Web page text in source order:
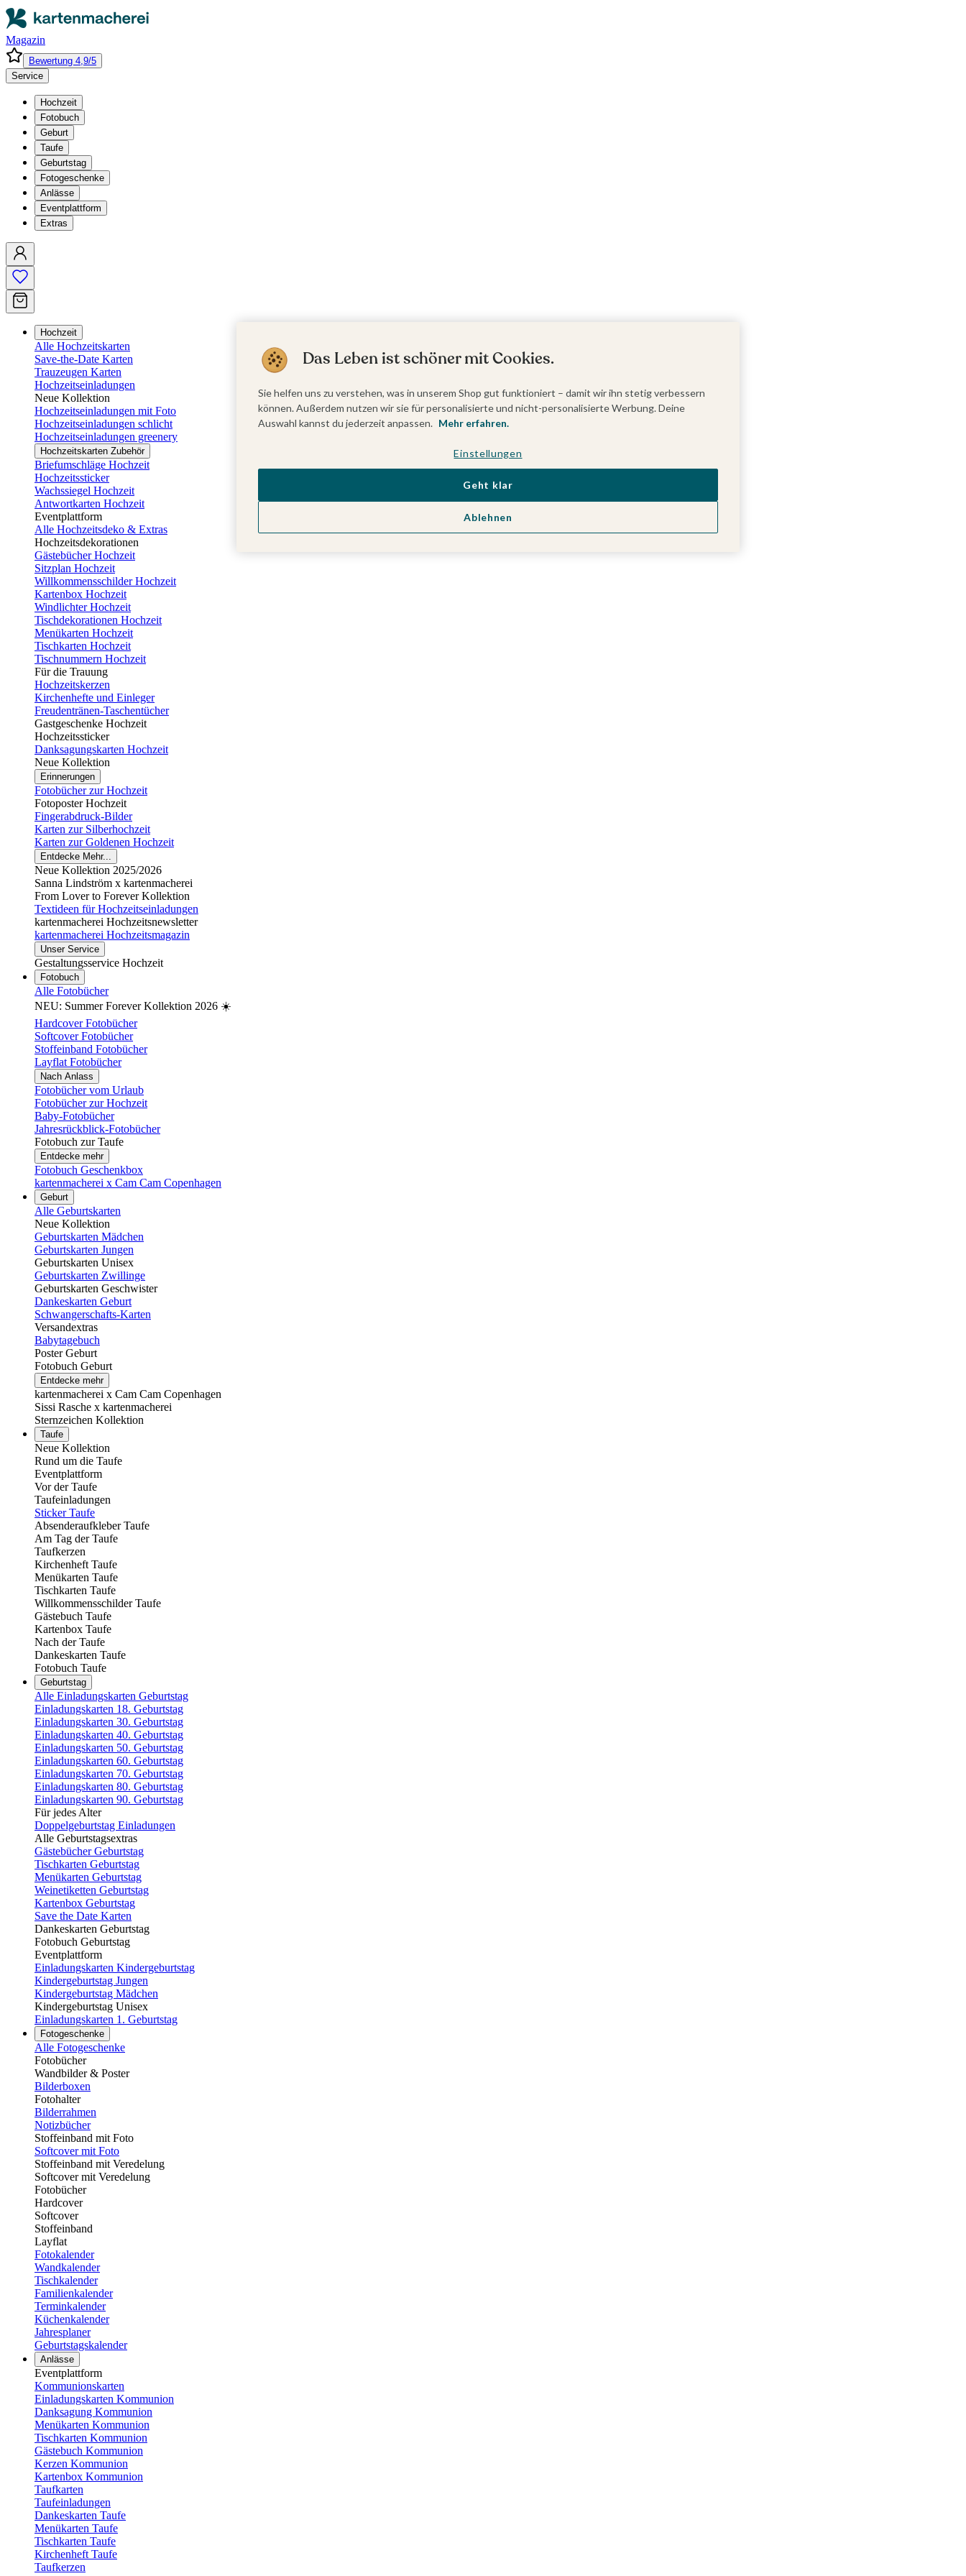
Magazin
Bewertung 4,9/5
Service
Hochzeit
Fotobuch
Geburt
Taufe
Geburtstag
Fotogeschenke
Anlässe
Eventplattform
Extras
Hochzeit
Alle Hochzeitskarten
Save-the-Date Karten
Trauzeugen Karten
Hochzeitseinladungen
Neue Kollektion
Hochzeitseinladungen mit Foto
Hochzeitseinladungen schlicht
Hochzeitseinladungen greenery
Hochzeitskarten Zubehör
Briefumschläge Hochzeit
Hochzeitssticker
Wachssiegel Hochzeit
Antwortkarten Hochzeit
Eventplattform
Alle Hochzeitsdeko & Extras
Hochzeitsdekorationen
Gästebücher Hochzeit
Sitzplan Hochzeit
Willkommensschilder Hochzeit
Kartenbox Hochzeit
Windlichter Hochzeit
Tischdekorationen Hochzeit
Menükarten Hochzeit
Tischkarten Hochzeit
Tischnummern Hochzeit
Für die Trauung
Hochzeitskerzen
Kirchenhefte und Einleger
Freudentränen-Taschentücher
Gastgeschenke Hochzeit
Hochzeitssticker
Danksagungskarten Hochzeit
Neue Kollektion
Erinnerungen
Fotobücher zur Hochzeit
Fotoposter Hochzeit
Fingerabdruck-Bilder
Karten zur Silberhochzeit
Karten zur Goldenen Hochzeit
Entdecke Mehr...
Neue Kollektion 2025/2026
Sanna Lindström x kartenmacherei
From Lover to Forever Kollektion
Textideen für Hochzeitseinladungen
kartenmacherei Hochzeitsnewsletter
kartenmacherei Hochzeitsmagazin
Unser Service
Gestaltungsservice Hochzeit
Fotobuch
Alle Fotobücher
NEU: Summer Forever Kollektion 2026 ☀️
Hardcover Fotobücher
Softcover Fotobücher
Stoffeinband Fotobücher
Layflat Fotobücher
Nach Anlass
Fotobücher vom Urlaub
Fotobücher zur Hochzeit
Baby-Fotobücher
Jahresrückblick-Fotobücher
Fotobuch zur Taufe
Entdecke mehr
Fotobuch Geschenkbox
kartenmacherei x Cam Cam Copenhagen
Geburt
Alle Geburtskarten
Neue Kollektion
Geburtskarten Mädchen
Geburtskarten Jungen
Geburtskarten Unisex
Geburtskarten Zwillinge
Geburtskarten Geschwister
Dankeskarten Geburt
Schwangerschafts-Karten
Versandextras
Babytagebuch
Poster Geburt
Fotobuch Geburt
Entdecke mehr
kartenmacherei x Cam Cam Copenhagen
Sissi Rasche x kartenmacherei
Sternzeichen Kollektion
Taufe
Neue Kollektion
Rund um die Taufe
Eventplattform
Vor der Taufe
Taufeinladungen
Sticker Taufe
Absenderaufkleber Taufe
Am Tag der Taufe
Taufkerzen
Kirchenheft Taufe
Menükarten Taufe
Tischkarten Taufe
Willkommensschilder Taufe
Gästebuch Taufe
Kartenbox Taufe
Nach der Taufe
Dankeskarten Taufe
Fotobuch Taufe
Geburtstag
Alle Einladungskarten Geburtstag
Einladungskarten 18. Geburtstag
Einladungskarten 30. Geburtstag
Einladungskarten 40. Geburtstag
Einladungskarten 50. Geburtstag
Einladungskarten 60. Geburtstag
Einladungskarten 70. Geburtstag
Einladungskarten 80. Geburtstag
Einladungskarten 90. Geburtstag
Für jedes Alter
Doppelgeburtstag Einladungen
Alle Geburtstagsextras
Gästebücher Geburtstag
Tischkarten Geburtstag
Menükarten Geburtstag
Weinetiketten Geburtstag
Kartenbox Geburtstag
Save the Date Karten
Dankeskarten Geburtstag
Fotobuch Geburtstag
Eventplattform
Einladungskarten Kindergeburtstag
Kindergeburtstag Jungen
Kindergeburtstag Mädchen
Kindergeburtstag Unisex
Einladungskarten 1. Geburtstag
Fotogeschenke
Alle Fotogeschenke
Fotobücher
Wandbilder & Poster
Bilderboxen
Fotohalter
Bilderrahmen
Notizbücher
Stoffeinband mit Foto
Softcover mit Foto
Stoffeinband mit Veredelung
Softcover mit Veredelung
Fotobücher
Hardcover
Softcover
Stoffeinband
Layflat
Fotokalender
Wandkalender
Tischkalender
Familienkalender
Terminkalender
Küchenkalender
Jahresplaner
Geburtstagskalender
Anlässe
Eventplattform
Kommunionskarten
Einladungskarten Kommunion
Danksagung Kommunion
Menükarten Kommunion
Tischkarten Kommunion
Gästebuch Kommunion
Kerzen Kommunion
Kartenbox Kommunion
Taufkarten
Taufeinladungen
Dankeskarten Taufe
Menükarten Taufe
Tischkarten Taufe
Kirchenheft Taufe
Taufkerzen
Das Leben ist schöner mit Cookies.
Sie helfen uns zu verstehen, was in unserem Shop gut funktioniert – damit wir ihn stetig verbessern
können. Außerdem nutzen wir sie für personalisierte und nicht-personalisierte Werbung. Deine
Auswahl kannst du jederzeit anpassen. Mehr erfahren.
Einstellungen
Ablehnen
Geht klar